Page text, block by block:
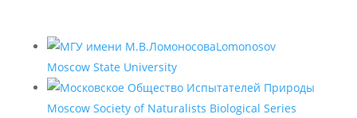
Lomonosov
Moscow State University
Moscow Society of Naturalists Biological Series